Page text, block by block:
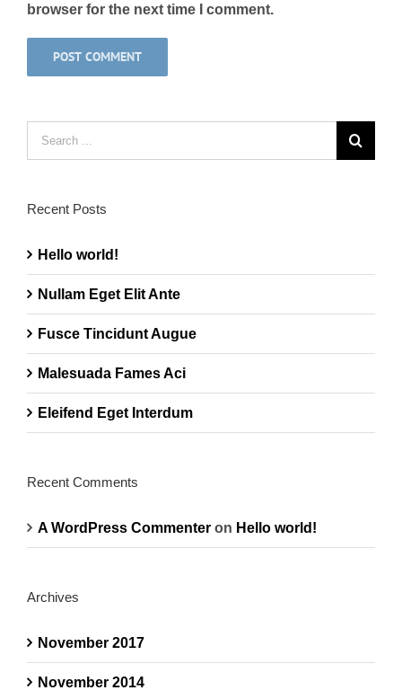
browser for the next time I comment.
Recent Posts
Hello world!
Nullam Eget Elit Ante
Fusce Tincidunt Augue
Malesuada Fames Aci
Eleifend Eget Interdum
Recent Comments
A WordPress Commenter on Hello world!
Archives
November 2017
November 2014